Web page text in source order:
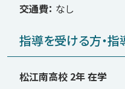
交通費 なし
指導を受ける方・指
松江南高校 2年 在学